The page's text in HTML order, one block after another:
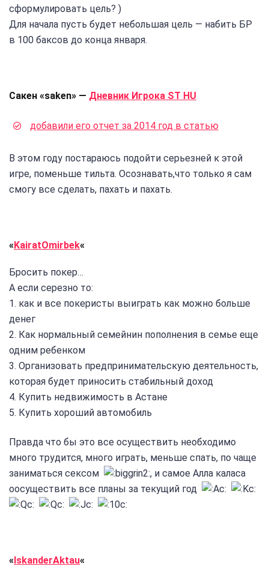
сформулировать цель? )
Для начала пусть будет небольшая цель — набить БР
в 100 баксов до конца января.
Сакен «saken» — Дневник Игрока ST HU
добавили его отчет за 2014 год в статью
В этом году постараюсь подойти серьезней к этой
игре, поменьше тильта. Осознавать,что только я сам
смогу все сделать, пахать и пахать.
«KairatOmirbek«
Бросить покер…
А если серезно то:
1. как и все покеристы выиграть как можно больше
денег
2. Как нормальный семейнин пополнения в семье еще
одним ребенком
3. Организовать предпринимательскую деятельность,
которая будет приносить стабильный доход
4. Купить недвижимость в Астане
5. Купить хороший автомобиль
Правда что бы это все осуществить необходимо
много трудится, много играть, меньше спать, по чаще
заниматься сексом
, и самое Алла каласа
оосуществить все планы за текущий год
«IskanderAktau«